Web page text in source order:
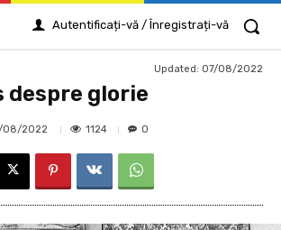
Autentificați-vă / Înregistrați-vă
Updated: 07/08/2022
despre glorie
08/2022 1124 0